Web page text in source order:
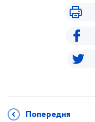
Попередня